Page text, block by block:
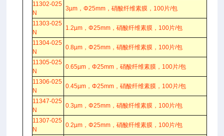
11302-025
N
3µm，Φ25mm，硝酸纤维素膜，100片/包
11303-025
N
1.2µm，Φ25mm，硝酸纤维素膜，100片/包
11304-025
N
0.8µm，Φ25mm，硝酸纤维素膜，100片/包
11305-025
N
0.65µm，Φ25mm，硝酸纤维素膜，100片/包
11306-025
N
0.45µm，Φ25mm，硝酸纤维素膜，100片/包
11347-025
N
0.3µm，Φ25mm，硝酸纤维素膜，100片/包
11307-025
N
0.2µm，Φ25mm，硝酸纤维素膜，100片/包